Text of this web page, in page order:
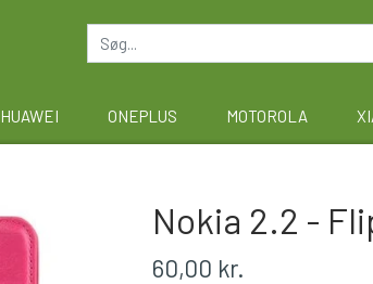
HUAWEI ONEPLUS MOTOROLA
Nokia 2.2 -
60,00 kr.